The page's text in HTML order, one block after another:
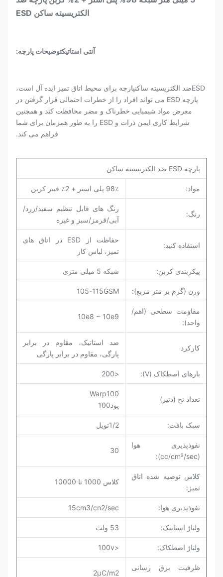
الکتریسیته ساکن ESD
آنتی استاتیکتوضیحات پارچه:
ESDضد الکتریسیته ساکنپارچه برای محیط اتاق تمیز ایده آل است،
پارچه ESD می تواند افراد را از خطرات احتمالی قرار گرفتن در
معرض مواد شیمیایی خطرناک و مضر محافظت کند و همچنین
شرایط کاری ایمن ذرات و ESD را به طور همزمان برای شما
فراهم می کند.
پارچه ESD ضد الکتریسیته ساکن
مواد: 98٪ پلی استر + 2٪ فیبر کربن
رنگ:
رنگ های قابل تنظیم سفید/زرد/
آبی/قرمز/سبز و غیره
استفاده کنید:
حفاظت از ESD در اتاق های
تمیز، لباس کار
پیکربندی کربن: شبکه 5 میلی متری
وزن (گرم بر متر مربع): 105-115GSM
مقاومت سطحی (اهم/
واحد):
10e8 ~ 10e9
کارکرد
ضد استاتیک، مقاوم در برابر
پارگی، مقاوم در برابر پارگی
بارهای اصطکاک (V): <200
تعداد نخ (دنیر)
Warp100
پود100
سبک بافت: 1/2تویل
نفوذپذیری هوا
(cc/cm²/sec):
30
کلاس توصیه شده اتاق
تمیز:
کلاس 1000 تا 10000
نفوذپذیری هوا: 15cm3/cn2/sec
ولتاژ استاتیک: 53 ولت
ولتاژ اصطکاک: <100v
ظرفیت برق رسانی
2μC/m2